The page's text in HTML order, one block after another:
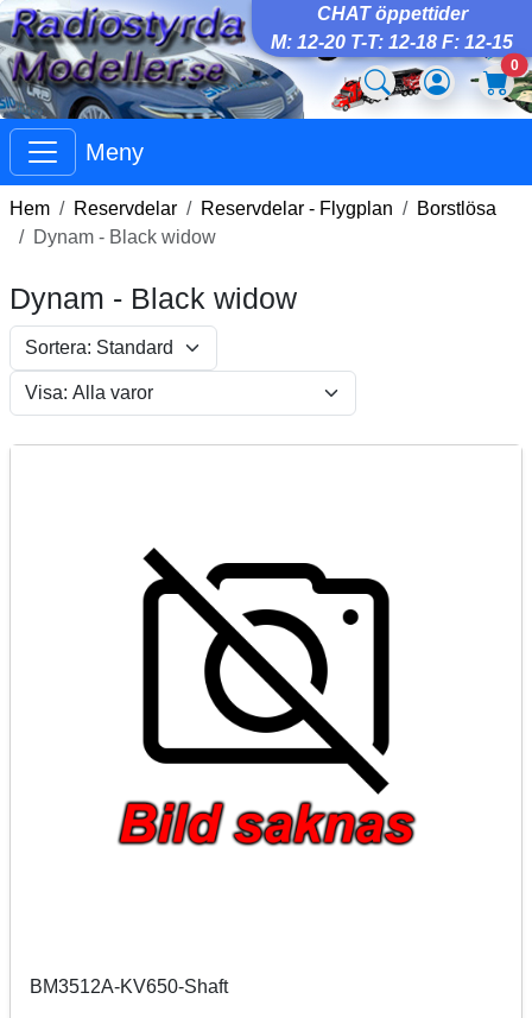
CHAT öppettider
M: 12-20 T-T: 12-18 F: 12-15
0
Meny
Hem Reservdelar Reservdelar - Flygplan
Borstlösa
Dynam - Black widow
Dynam - Black widow
BM3512A-KV650-Shaft